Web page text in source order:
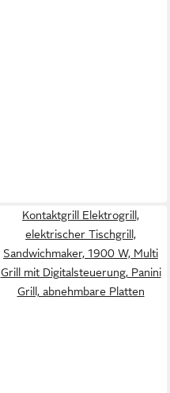
Kontaktgrill Elektrogrill,
elektrischer Tischgrill,
Sandwichmaker, 1900 W, Multi
Grill mit Digitalsteuerung, Panini
Grill, abnehmbare Platten